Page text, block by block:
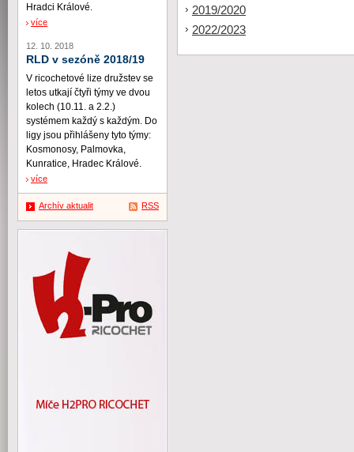
2019/2020
2022/2023
Hradci Králové.
více
12. 10. 2018
RLD v sezóně 2018/19
V ricochetové lize družstev se
letos utkají čtyři týmy ve dvou
kolech (10.11. a 2.2.)
systémem každý s každým. Do
ligy jsou přihlášeny tyto týmy:
Kosmonosy, Palmovka,
Kunratice, Hradec Králové.
více
Archív aktualit RSS